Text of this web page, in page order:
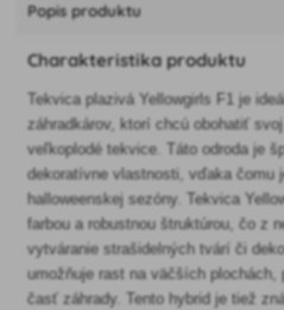
Popis produktu
Charakteristika produktu
Tekvica plazivá Yellowgirls F1 je
záhradkárov, ktorí chcú obohatiť
veľkoplodé tekvice. Táto odroda je
dekoratívne vlastnosti, vďaka čomu
halloweenskej sezóny. Tekvica
farbou a robustnou štruktúrou, čo z
vytváranie strašidelných tvárí či
umožňuje rast na väčších
časť záhrady. Tento hybrid je tiež